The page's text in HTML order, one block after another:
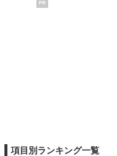
PR
項目別ランキング一覧